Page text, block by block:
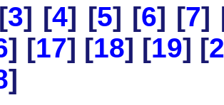
3] [4] [5] [6] [7]
] [17] [18] [19] [
]